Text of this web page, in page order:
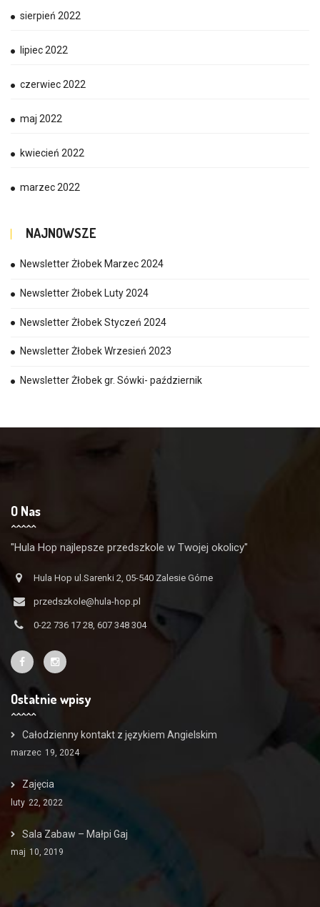
sierpień 2022
lipiec 2022
czerwiec 2022
maj 2022
kwiecień 2022
marzec 2022
NAJNOWSZE
Newsletter Żłobek Marzec 2024
Newsletter Żłobek Luty 2024
Newsletter Żłobek Styczeń 2024
Newsletter Żłobek Wrzesień 2023
Newsletter Żłobek gr. Sówki- październik
O Nas
"Hula Hop najlepsze przedszkole w Twojej okolicy"
Hula Hop ul.Sarenki 2, 05-540 Zalesie Górne
przedszkole@hula-hop.pl
0-22 736 17 28, 607 348 304
Ostatnie wpisy
Całodzienny kontakt z językiem Angielskim
marzec 19, 2024
Zajęcia
luty 22, 2022
Sala Zabaw – Małpi Gaj
maj 10, 2019